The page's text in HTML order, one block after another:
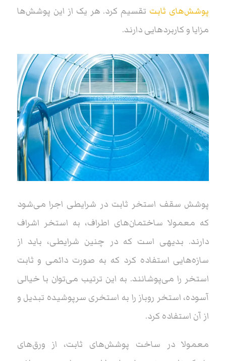
پوشش‌های ثابت تقسیم کرد. هر یک از این پوشش‌ها
مزایا و کاربردهایی دارند.
پوشش سقف استخر ثابت در شرایطی اجرا می‌شود
که معمولا ساختمان‌های اطراف، به استخر اشراف
دارند. بدیهی است که در چنین شرایطی، باید از
سازه‌هایی استفاده کرد که به صورت دائمی و ثابت
استخر را می‌پوشانند. به این ترتیب می‌توان با خیالی
آسوده، استخر روباز را به استخری سرپوشیده تبدیل و
از آن استفاده کرد.
معمولا در ساخت پوشش‌های ثابت، از ورق‌های